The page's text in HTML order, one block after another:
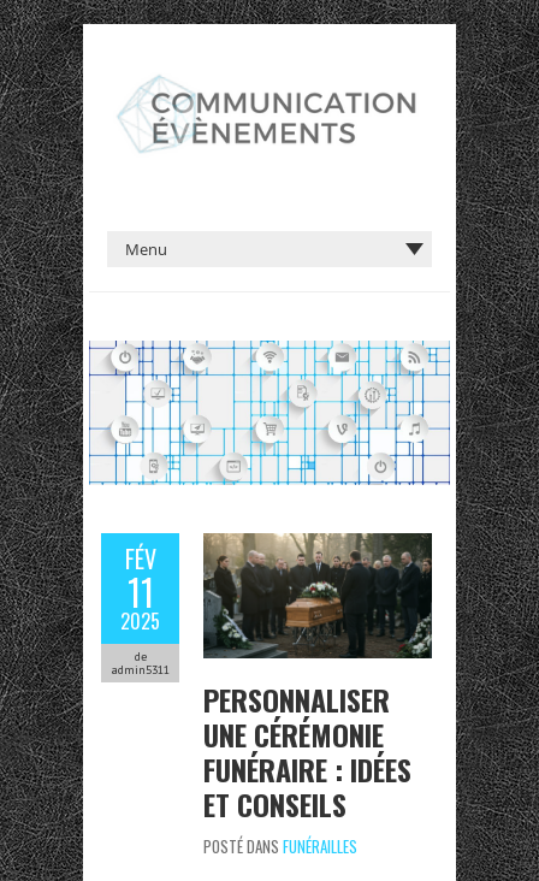
FÉV
11
2025
de
admin5311
PERSONNALISER
UNE CÉRÉMONIE
FUNÉRAIRE : IDÉES
ET CONSEILS
POSTÉ DANS FUNÉRAILLES